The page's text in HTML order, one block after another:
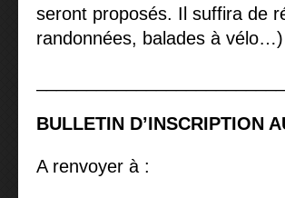
seront proposés. Il suffira de
randonnées, balades à vélo…)
BULLETIN D’INSCRIPTION
A renvoyer à :